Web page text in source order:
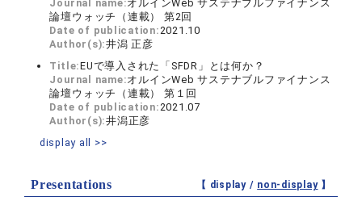
Journal name:オルインWeb サステナブルファイナンス
論壇ウォッチ（連載） 第2回
Date of publication:2021.10
Author(s):井潟 正彦
Title:EUで導入された「SFDR」とは何か？
Journal name:オルインWeb サステナブルファイナンス
論壇ウォッチ（連載） 第１回
Date of publication:2021.07
Author(s):井潟正彦
display all >>
Presentations 【 display / non-display】